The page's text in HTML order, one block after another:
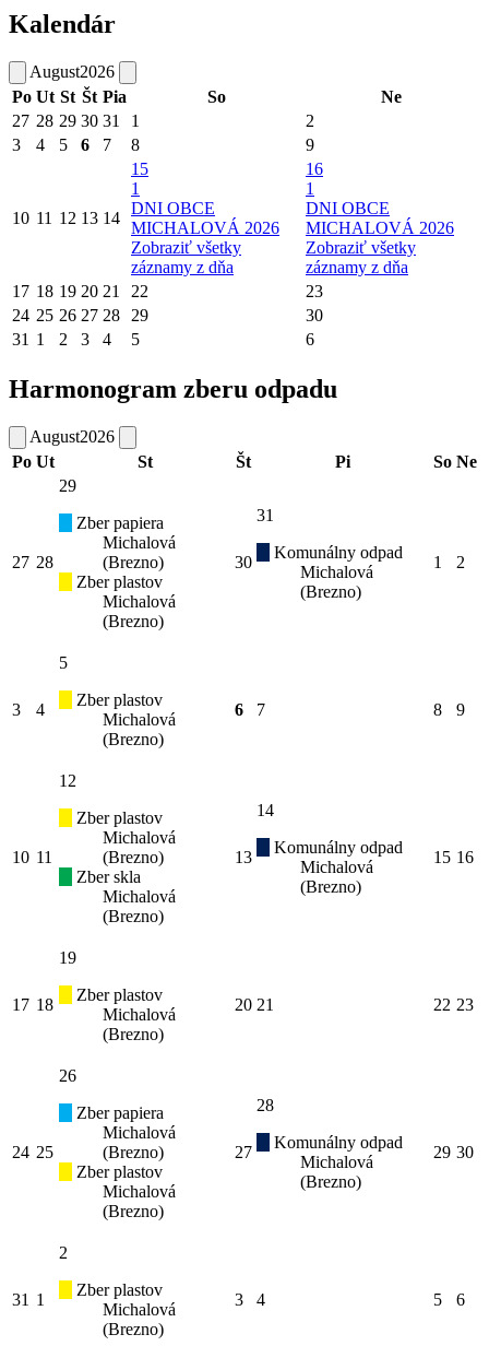
Kalendár
August2026
Po Ut St Št Pia So
Ne
27 28 29 30 31 1
2
3
4 5 6 7 8 9
10 11 12 13 14
15
1
DNI OBCE
MICHALOVÁ 2026
Zobraziť všetky
záznamy z dňa
16
1
DNI OBCE
MICHALOVÁ 2026
Zobraziť všetky
záznamy z dňa
17 18 19 20 21 22
23
24 25 26 27 28 29
30
31 1 2 3 4 5 6
Harmonogram zberu odpadu
August2026
Po Ut St Št Pi So Ne
27 28
29
Zber papiera
Michalová
(Brezno)
Zber plastov
Michalová
(Brezno)
30
31
Komunálny odpad
Michalová
(Brezno)
1 2
3 4
5
Zber plastov
Michalová
(Brezno)
6 7 8 9
10 11
12
Zber plastov
Michalová
(Brezno)
Zber skla
Michalová
(Brezno)
13
14
Komunálny odpad
Michalová
(Brezno)
15 16
17 18
19
Zber plastov
Michalová
(Brezno)
20 21 22 23
24 25
26
Zber papiera
Michalová
(Brezno)
Zber plastov
Michalová
(Brezno)
27
28
Komunálny odpad
Michalová
(Brezno)
29 30
31 1
2
Zber plastov
Michalová
(Brezno)
3 4 5 6